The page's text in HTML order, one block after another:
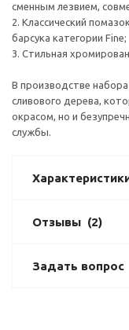
сменным лезвием,
2. Классический
барсука категории Fine;
3. Стильная
В производстве набора
сливового дерева,
окрасом, но и
службы.
Отзывы (2)
Задать вопрос